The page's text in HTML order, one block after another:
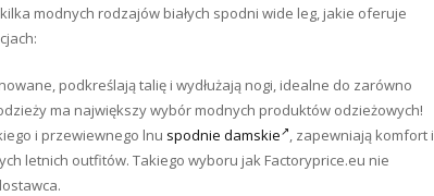
modnych rodzajów białych spodni wide leg, jakie oferuje
podkreślają talię i wydłużają nogi, idealne do zarówno
ma największy wybór modnych produktów odzieżowych!
i przewiewnego lnu spodnie damskie , zapewniają komfort i
letnich outfitów. Takiego wyboru jak Factoryprice.eu nie